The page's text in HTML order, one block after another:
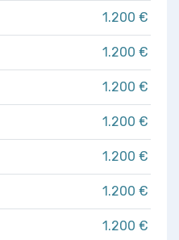
1.200 €
1.200 €
1.200 €
1.200 €
1.200 €
1.200 €
1.200 €